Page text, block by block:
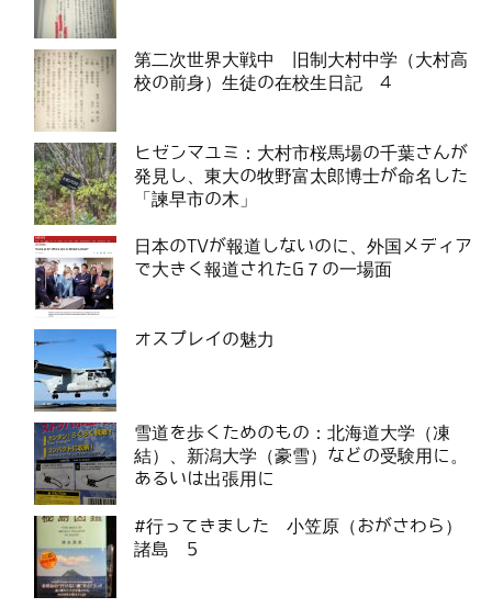
第二次世界大戦中 旧制大村中学（大村高
校の前身）生徒の在校生日記 4
ヒゼンマユミ：大村市桜馬場の千葉さんが
発見し、東大の牧野富太郎博士が命名した
「諫早市の木」
日本のTVが報道しないのに、外国メディア
で大きく報道されたG７の一場面
オスプレイの魅力
雪道を歩くためのもの：北海道大学（凍
結）、新潟大学（豪雪）などの受験用に。
あるいは出張用に
#行ってきました 小笠原（おがさわら）
諸島 5